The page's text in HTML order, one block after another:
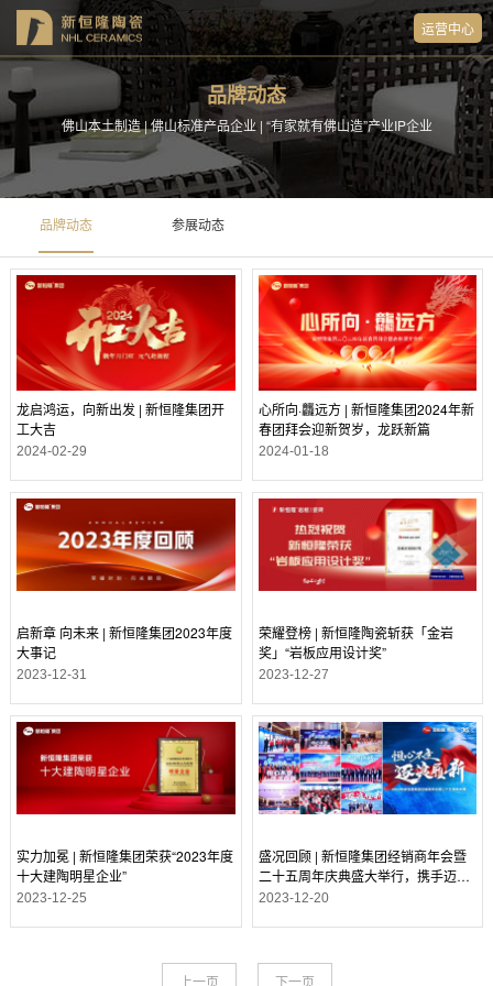
运营中心
品牌动态
佛山本土制造 | 佛山标准产品企业 | “有家就有佛山造”产业IP企业
品牌动态 参展动态
龙启鸿运，向新出发 | 新恒隆集团开
工大吉
2024-02-29
心所向·龘远方 | 新恒隆集团2024年新
春团拜会迎新贺岁，龙跃新篇
2024-01-18
启新章 向未来 | 新恒隆集团2023年度
大事记
2023-12-31
荣耀登榜 | 新恒隆陶瓷斩获「金岩
奖」“岩板应用设计奖”
2023-12-27
实力加冕 | 新恒隆集团荣获“2023年度
十大建陶明星企业”
2023-12-25
盛况回顾 | 新恒隆集团经销商年会暨
二十五周年庆典盛大举行，携手迈向
新征程！
2023-12-20
上一页 下一页